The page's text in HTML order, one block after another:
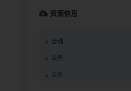
资源信息
普通
会员
会员